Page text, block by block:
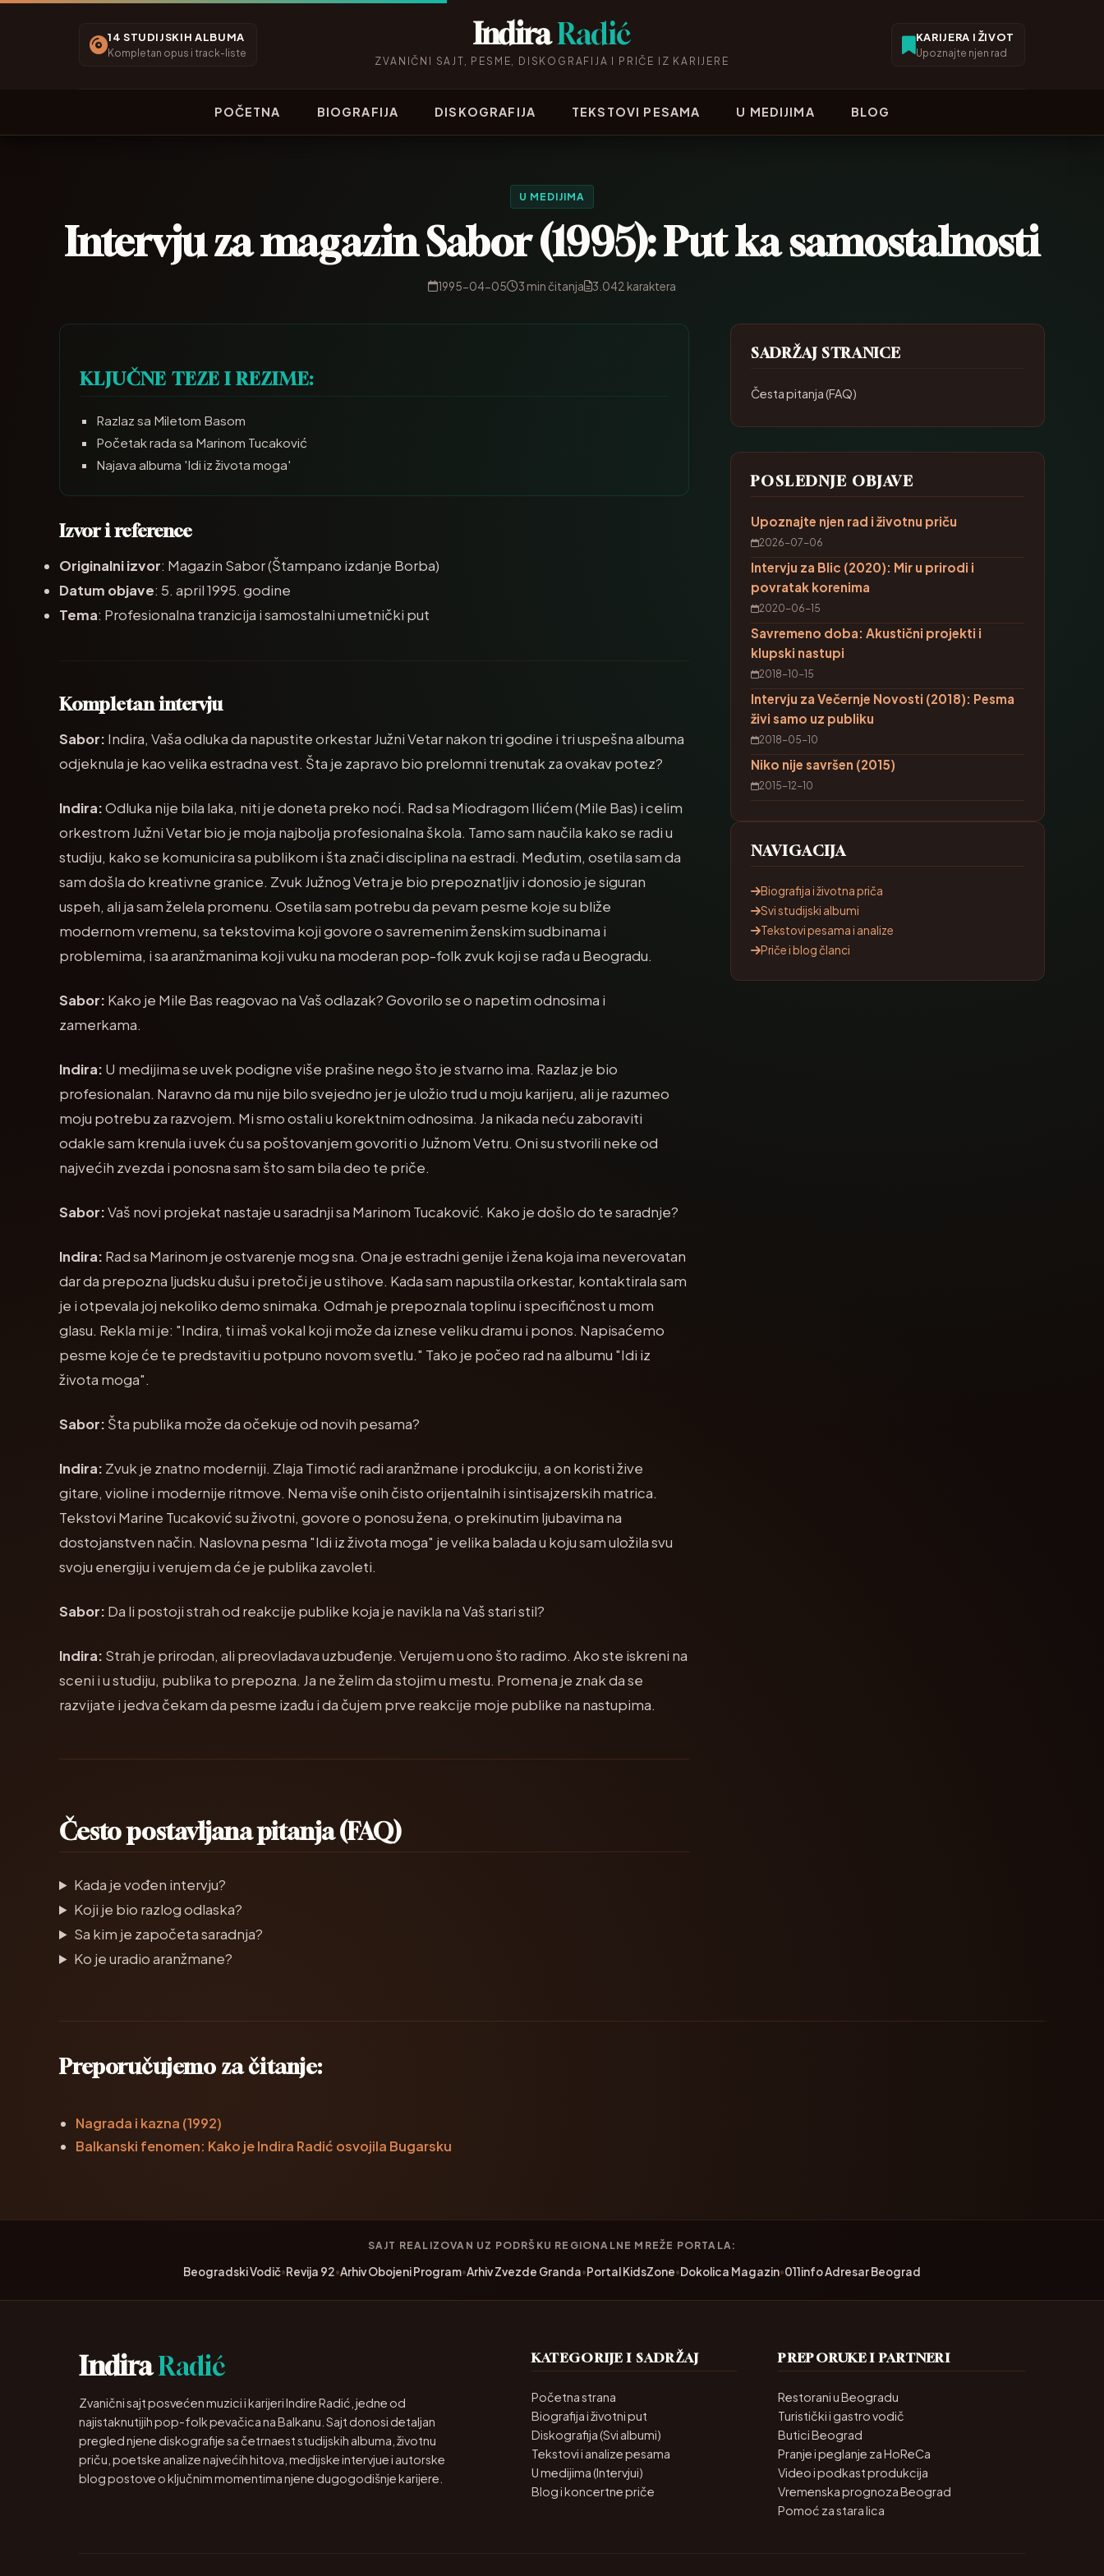
14 STUDIJSKIH ALBUMA
Kompletan opus i track-liste
IndiraRadić
ZVANIČNI SAJT, PESME, DISKOGRAFIJA I PRIČE IZ KARIJERE
KARIJERA I ŽIVOT
Upoznajte njen rad
POČETNA BIOGRAFIJA DISKOGRAFIJA TEKSTOVI PESAMA U MEDIJIMA BLOG
U MEDIJIMA
Intervju za magazin Sabor (1995): Put ka samostalnosti
1995-04-05 3 min čitanja 3.042 karaktera
KLJUČNE TEZE I REZIME:
Razlaz sa Miletom Basom
Početak rada sa Marinom Tucaković
Najava albuma 'Idi iz života moga'
Izvor i reference
Originalni izvor: Magazin Sabor (Štampano izdanje Borba)
Datum objave: 5. april 1995. godine
Tema: Profesionalna tranzicija i samostalni umetnički put
Kompletan intervju
Sabor: Indira, Vaša odluka da napustite orkestar Južni Vetar nakon tri godine i tri uspešna albuma
odjeknula je kao velika estradna vest. Šta je zapravo bio prelomni trenutak za ovakav potez?
Indira:Odluka nije bila laka, niti je doneta preko noći. Rad sa Miodragom Ilićem (Mile Bas) i celim
orkestrom Južni Vetar bio je moja najbolja profesionalna škola. Tamo sam naučila kako se radi u
studiju, kako se komunicira sa publikom i šta znači disciplina na estradi. Međutim, osetila sam da
sam došla do kreativne granice. Zvuk Južnog Vetra je bio prepoznatljiv i donosio je siguran
uspeh, ali ja sam želela promenu. Osetila sam potrebu da pevam pesme koje su bliže
modernom vremenu, sa tekstovima koji govore o savremenim ženskim sudbinama i
problemima, i sa aranžmanima koji vuku na moderan pop-folk zvuk koji se rađa u Beogradu.
Sabor: Kako je Mile Bas reagovao na Vaš odlazak? Govorilo se o napetim odnosima i
zamerkama.
Indira: U medijima se uvek podigne više prašine nego što je stvarno ima. Razlaz je bio
profesionalan. Naravno da mu nije bilo svejedno jer je uložio trud u moju karijeru, ali je razumeo
moju potrebu za razvojem. Mi smo ostali u korektnim odnosima. Ja nikada neću zaboraviti
odakle sam krenula i uvek ću sa poštovanjem govoriti o Južnom Vetru. Oni su stvorili neke od
najvećih zvezda i ponosna sam što sam bila deo te priče.
Sabor:Vaš novi projekat nastaje u saradnji sa Marinom Tucaković. Kako je došlo do te saradnje?
Indira: Rad sa Marinom je ostvarenje mog sna. Ona je estradni genije i žena koja ima neverovatan
dar da prepozna ljudsku dušu i pretoči je u stihove. Kada sam napustila orkestar, kontaktirala sam
je i otpevala joj nekoliko demo snimaka. Odmah je prepoznala toplinu i specifičnost u mom
glasu. Rekla mi je: "Indira, ti imaš vokal koji može da iznese veliku dramu i ponos. Napisaćemo
pesme koje će te predstaviti u potpuno novom svetlu." Tako je počeo rad na albumu "Idi iz
života moga".
Sabor: Šta publika može da očekuje od novih pesama?
Indira: Zvuk je znatno moderniji. Zlaja Timotić radi aranžmane i produkciju, a on koristi žive
gitare, violine i modernije ritmove. Nema više onih čisto orijentalnih i sintisajzerskih matrica.
Tekstovi Marine Tucaković su životni, govore o ponosu žena, o prekinutim ljubavima na
dostojanstven način. Naslovna pesma "Idi iz života moga" je velika balada u koju sam uložila svu
svoju energiju i verujem da će je publika zavoleti.
Sabor: Da li postoji strah od reakcije publike koja je navikla na Vaš stari stil?
Indira: Strah je prirodan, ali preovladava uzbuđenje. Verujem u ono što radimo. Ako ste iskreni na
sceni i u studiju, publika to prepozna. Ja ne želim da stojim u mestu. Promena je znak da se
razvijate i jedva čekam da pesme izađu i da čujem prve reakcije moje publike na nastupima.
Često postavljana pitanja (FAQ)
Kada je vođen intervju?
Koji je bio razlog odlaska?
Sa kim je započeta saradnja?
Ko je uradio aranžmane?
SADRŽAJ STRANICE
Česta pitanja (FAQ)
POSLEDNJE OBJAVE
Upoznajte njen rad i životnu priču
2026-07-06
Intervju za Blic (2020): Mir u prirodi i
povratak korenima
2020-06-15
Savremeno doba: Akustični projekti i
klupski nastupi
2018-10-15
Intervju za Večernje Novosti (2018): Pesma
živi samo uz publiku
2018-05-10
Niko nije savršen (2015)
2015-12-10
NAVIGACIJA
Biografija i životna priča
Svi studijski albumi
Tekstovi pesama i analize
Priče i blog članci
Preporučujemo za čitanje:
Nagrada i kazna (1992)
Balkanski fenomen: Kako je Indira Radić osvojila Bugarsku
SAJT REALIZOVAN UZ PODRŠKU REGIONALNE MREŽE PORTALA:
Beogradski Vodič•Revija 92•Arhiv Obojeni Program•Arhiv Zvezde Granda•Portal KidsZone•Dokolica Magazin•011info Adresar Beograd
IndiraRadić
Zvanični sajt posvećen muzici i karijeri Indire Radić, jedne od
najistaknutijih pop-folk pevačica na Balkanu. Sajt donosi detaljan
pregled njene diskografije sa četrnaest studijskih albuma, životnu
priču, poetske analize najvećih hitova, medijske intervjue i autorske
blog postove o ključnim momentima njene dugogodišnje karijere.
KATEGORIJE I SADRŽAJ
Početna strana
Biografija i životni put
Diskografija (Svi albumi)
Tekstovi i analize pesama
U medijima (Intervjui)
Blog i koncertne priče
PREPORUKE I PARTNERI
Restorani u Beogradu
Turistički i gastro vodič
Butici Beograd
Pranje i peglanje za HoReCa
Video i podkast produkcija
Vremenska prognoza Beograd
Pomoć za stara lica